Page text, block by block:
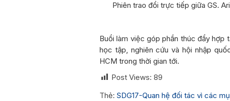
Phiên trao đổi trực tiếp giữa GS.
Buổi làm việc góp phần thúc đẩy hợp
học tập, nghiên cứu và hội nhập
HCM trong thời gian tới.
Post Views: 89
Thẻ: SDG17-Quan hệ đối tác vì các